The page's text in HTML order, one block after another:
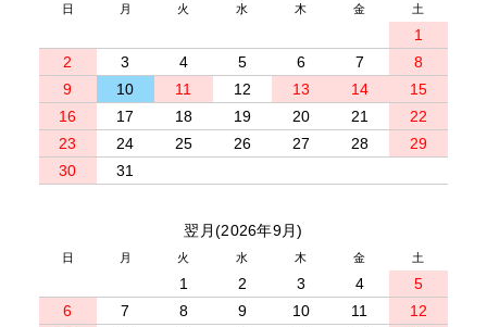
日 月 火 水 木 金 土
1
2
3 4 5 6 7
8
9
10 11 12 13 14
15
16
17 18 19 20 21
22
23
24 25 26 27 28
29
30
31
翌月(2026年9月)
日 月 火 水 木 金 土
1 2 3 4
5
6
7 8 9 10 11
12